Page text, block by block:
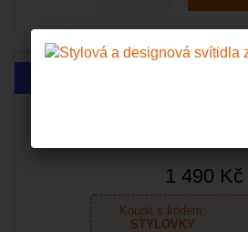
1 490 Kč
Koupit s kódem:
STYLOVKY